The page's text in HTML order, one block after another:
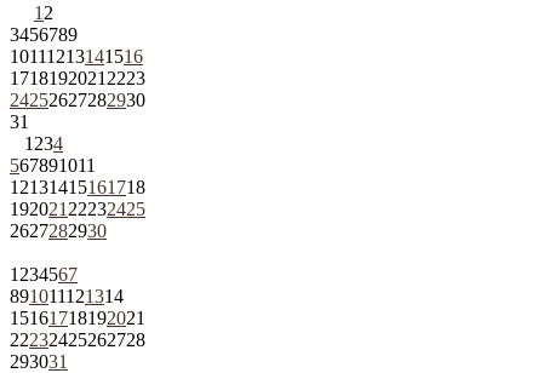
1 2
3456789
10111213141516
1718192021 2223
24252627282930
31
1 234
567891011
12131415161718
192021 22232425
2627282930
1 234567
891011121314
15161718192021
22232425262728
293031